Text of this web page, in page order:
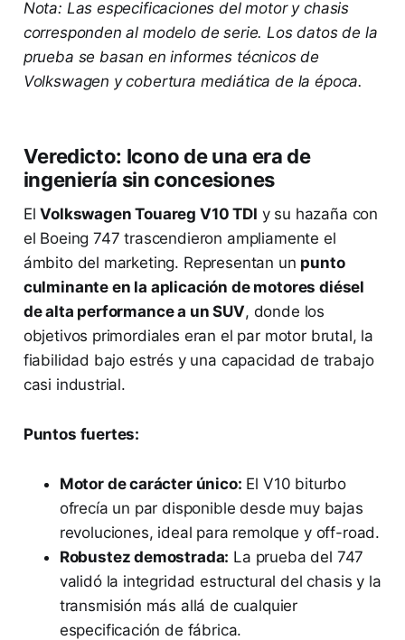
Nota: Las especificaciones del motor y chasis
corresponden al modelo de serie. Los datos de la
prueba se basan en informes técnicos de
Volkswagen y cobertura mediática de la época.
Veredicto: Icono de una era de
ingeniería sin concesiones
ElVolkswagen Touareg V10 TDI y su hazaña con
el Boeing 747 trascendieron ampliamente el
ámbito del marketing. Representan un punto
culminante en la aplicación de motores diésel
de alta performance a un SUV, donde los
objetivos primordiales eran el par motor brutal, la
fiabilidad bajo estrés y una capacidad de trabajo
casi industrial.
Puntos fuertes:
Motor de carácter único: El V10 biturbo
ofrecía un par disponible desde muy bajas
revoluciones, ideal para remolque y off-road.
Robustez demostrada: La prueba del 747
validó la integridad estructural del chasis y la
transmisión más allá de cualquier
especificación de fábrica.